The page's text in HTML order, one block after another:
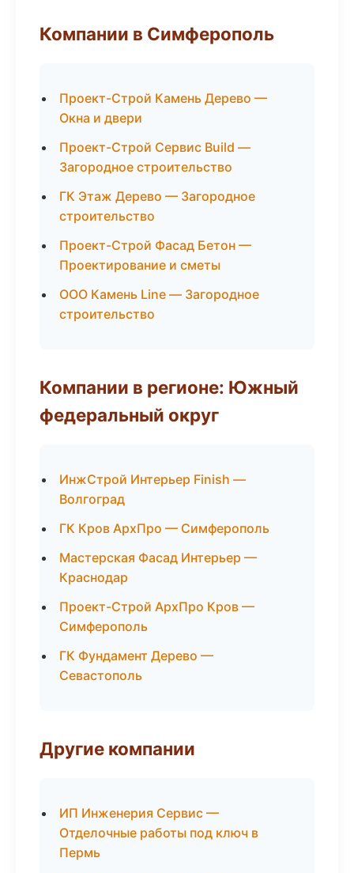
Компании в Симферополь
Проект-Строй Камень Дерево —
Окна и двери
Проект-Строй Сервис Build —
Загородное строительство
ГК Этаж Дерево — Загородное
строительство
Проект-Строй Фасад Бетон —
Проектирование и сметы
ООО Камень Line — Загородное
строительство
Компании в регионе: Южный
федеральный округ
ИнжСтрой Интерьер Finish —
Волгоград
ГК Кров АрхПро — Симферополь
Мастерская Фасад Интерьер —
Краснодар
Проект-Строй АрхПро Кров —
Симферополь
ГК Фундамент Дерево —
Севастополь
Другие компании
ИП Инженерия Сервис —
Отделочные работы под ключ в
Пермь